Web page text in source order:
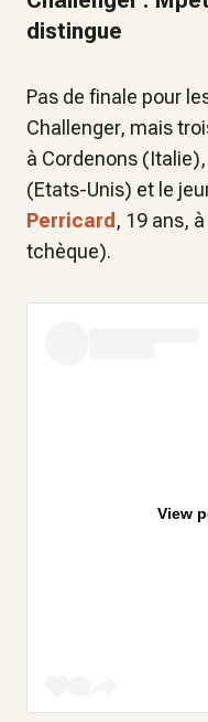
distingue
Pas de finale pour
Challenger, mais
à Cordenons (Italie),
(Etats-Unis) et le
Perricard , 19 ans,
tchèque).
View